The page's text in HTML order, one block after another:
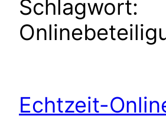
Schlagwort:
Echtzeit-